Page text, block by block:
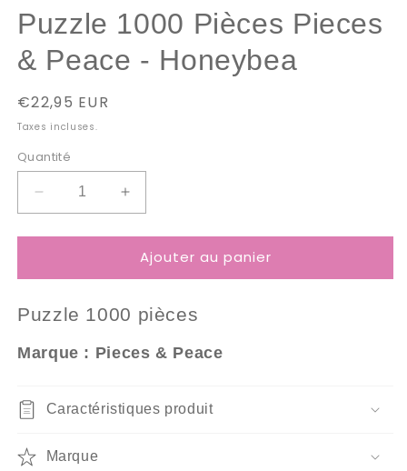
Puzzle 1000 Pièces Pieces
& Peace - Honeybea
Prix
habituel
€22,95 EUR
Taxes incluses.
Quantité
Réduire
la
quantité
Puzzle
Pièces
&amp;
Honeybea
Augmenter
la
quantité
de
Puzzle
Pièces
&amp;
Honeybea
Ajouter au panier
Puzzle 1000 pièces
Marque : Pieces & Peace
Caractéristiques produit
Marque